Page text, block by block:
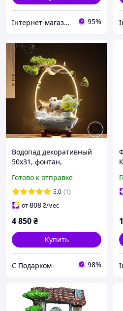
Інтернет-магазин Megusta 95%
Водопад декоративный
50х31, фонтан,
светильник 5в1!! ОВАЛ
Готово к отправке
5.0 (1)
от808₴/мес
4 850₴
Купить
С Подарком 98%